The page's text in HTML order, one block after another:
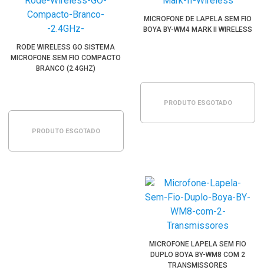
RODE WIRELESS GO SISTEMA
MICROFONE SEM FIO COMPACTO
BRANCO (2.4GHZ)
PRODUTO ESGOTADO
MICROFONE DE LAPELA SEM FIO
BOYA BY-WM4 MARK II WIRELESS
PRODUTO ESGOTADO
MICROFONE LAPELA SEM FIO
DUPLO BOYA BY-WM8 COM 2
TRANSMISSORES